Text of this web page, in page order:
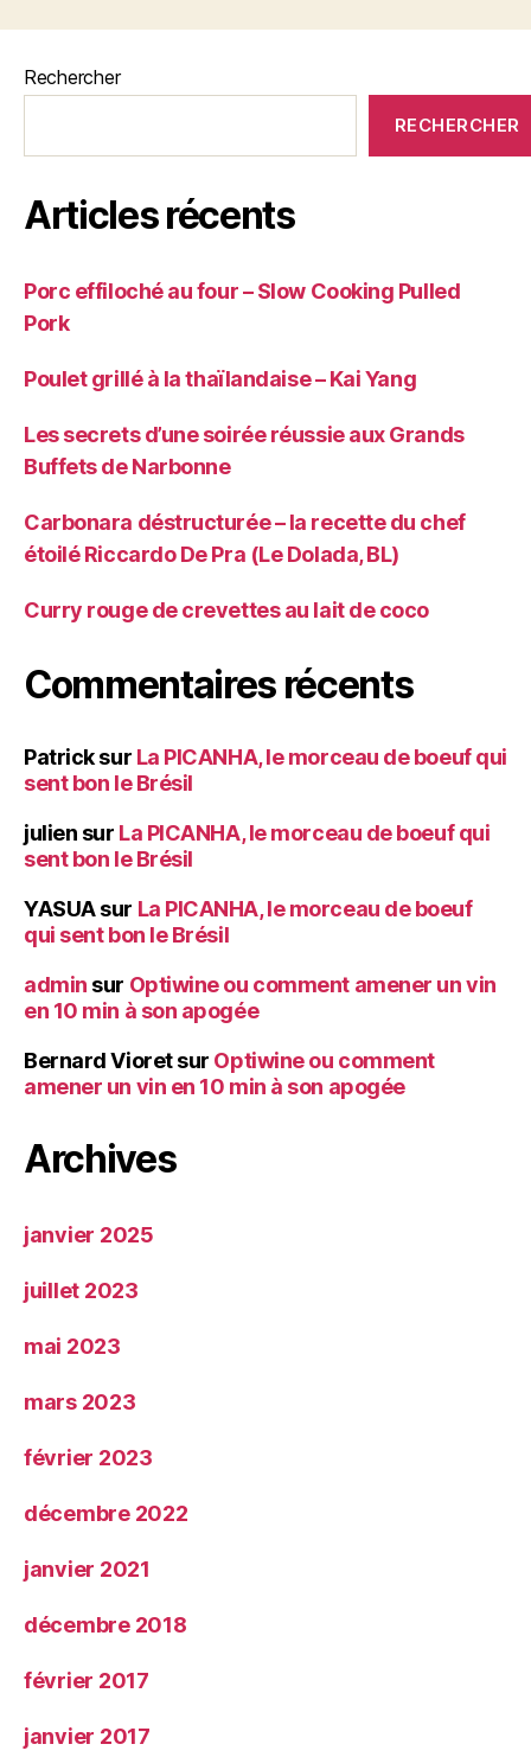
Rechercher
RECHERCHER
Articles récents
Porc effiloché au four – Slow Cooking Pulled
Pork
Poulet grillé à la thaïlandaise – Kai Yang
Les secrets d’une soirée réussie aux Grands
Buffets de Narbonne
Carbonara déstructurée – la recette du chef
étoilé Riccardo De Pra (Le Dolada, BL)
Curry rouge de crevettes au lait de coco
Commentaires récents
Patricksur La PICANHA, le morceau de boeuf qui
sent bon le Brésil
julien sur La PICANHA, le morceau de boeuf qui
sent bon le Brésil
YASUAsur La PICANHA, le morceau de boeuf
qui sent bon le Brésil
admin sur Optiwine ou comment amener un vin
en 10 min à son apogée
Bernard Vioretsur Optiwine ou comment
amener un vin en 10 min à son apogée
Archives
janvier 2025
juillet 2023
mai 2023
mars 2023
février 2023
décembre 2022
janvier 2021
décembre 2018
février 2017
janvier 2017